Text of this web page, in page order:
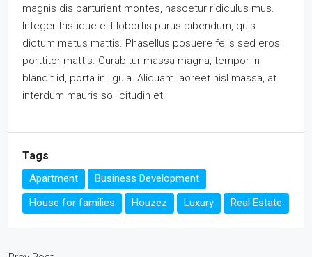
magnis dis parturient montes, nascetur ridiculus mus.
Integer tristique elit lobortis purus bibendum, quis
dictum metus mattis. Phasellus posuere felis sed eros
porttitor mattis. Curabitur massa magna, tempor in
blandit id, porta in ligula. Aliquam laoreet nisl massa, at
interdum mauris sollicitudin et.
Tags
Apartment
Business Development
House for families
Houzez Luxury Real Estate